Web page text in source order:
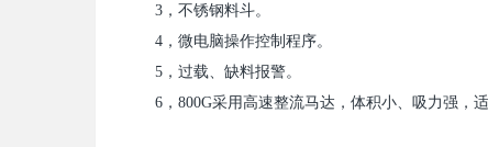
3 ，不锈钢料斗。
4 ，微电脑操作控制程序。
5 ，过载、缺料报警。
6 ， 800G采用高速整流马达，体积小、吸力强，